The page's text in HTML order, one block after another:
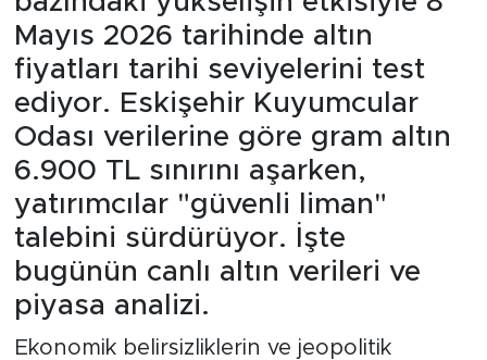
Mayıs 2026 tarihinde altın
fiyatları tarihi seviyelerini test
ediyor. Eskişehir Kuyumcular
Odası verilerine göre gram altın
6.900 TL sınırını aşarken,
yatırımcılar "güvenli liman"
talebini sürdürüyor. İşte
bugünün canlı altın verileri ve
piyasa analizi.
Ekonomik belirsizliklerin ve jeopolitik